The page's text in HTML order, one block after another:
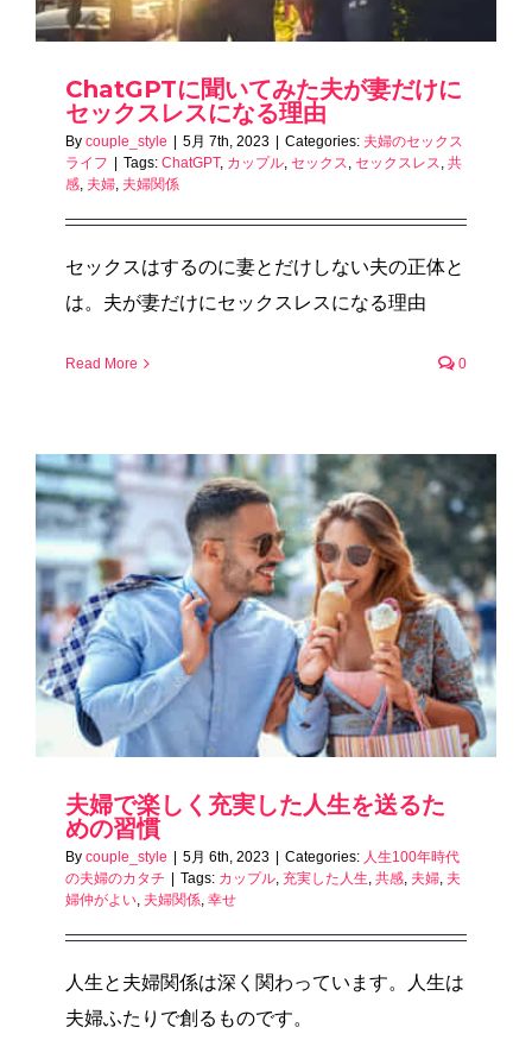
ChatGPTに聞いてみた夫が妻だけに
セックスレスになる理由
By couple_style 5月 7th, 2023 Categories: 夫婦のセックス
ライフ
Tags: ChatGPT, カップル, セックス, セックスレス, 共
感, 夫婦, 夫婦関係
セックスはするのに妻とだけしない夫の正体と
は。夫が妻だけにセックスレスになる理由
Read More 0
夫婦で楽しく充実した人生を送るた
めの習慣
By couple_style 5月 6th, 2023 Categories: 人生100年時代
の夫婦のカタチ
Tags: カップル, 充実した人生, 共感, 夫婦, 夫
婦仲がよい, 夫婦関係, 幸せ
人生と夫婦関係は深く関わっています。人生は
夫婦ふたりで創るものです。